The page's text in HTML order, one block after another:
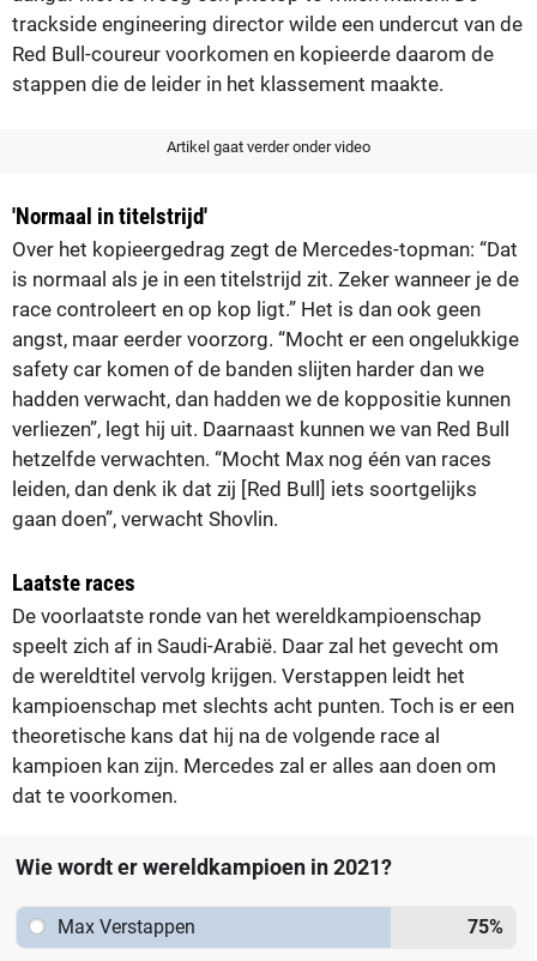
trackside engineering director wilde een undercut van de
Red Bull-coureur voorkomen en kopieerde daarom de
stappen die de leider in het klassement maakte.
Artikel gaat verder onder video
'Normaal in titelstrijd'
Over het kopieergedrag zegt de Mercedes-topman: “Dat
is normaal als je in een titelstrijd zit. Zeker wanneer je de
race controleert en op kop ligt.” Het is dan ook geen
angst, maar eerder voorzorg. “Mocht er een ongelukkige
safety car komen of de banden slijten harder dan we
hadden verwacht, dan hadden we de koppositie kunnen
verliezen”, legt hij uit. Daarnaast kunnen we van Red Bull
hetzelfde verwachten. “Mocht Max nog één van races
leiden, dan denk ik dat zij [Red Bull] iets soortgelijks
gaan doen”, verwacht Shovlin.
Laatste races
De voorlaatste ronde van het wereldkampioenschap
speelt zich af in Saudi-Arabië. Daar zal het gevecht om
de wereldtitel vervolg krijgen. Verstappen leidt het
kampioenschap met slechts acht punten. Toch is er een
theoretische kans dat hij na de volgende race al
kampioen kan zijn. Mercedes zal er alles aan doen om
dat te voorkomen.
Wie wordt er wereldkampioen in 2021?
Max Verstappen 75%